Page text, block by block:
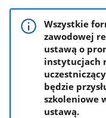
Wszystkie
zawodowej
ustawą o
instytucjach
będzie
szkoleniowe
ustawą.